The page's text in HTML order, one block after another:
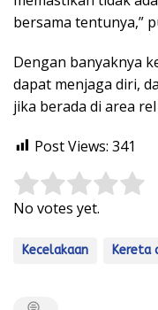
bersama tentunya,”
Dengan banyaknya
dapat menjaga diri,
jika berada di area
Post Views: 341
Rate this item:
No votes yet.
Kecelakaan Kereta